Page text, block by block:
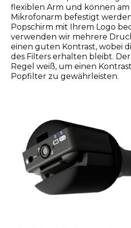
flexiblen Arm und können am
Mikrofonarm befestigt
Popschirm mit Ihrem Logo
verwenden wir mehrere
einen guten Kontrast, wobei
des Filters erhalten bleibt.
Regel weiß, um einen
Popfilter zu gewährleisten.